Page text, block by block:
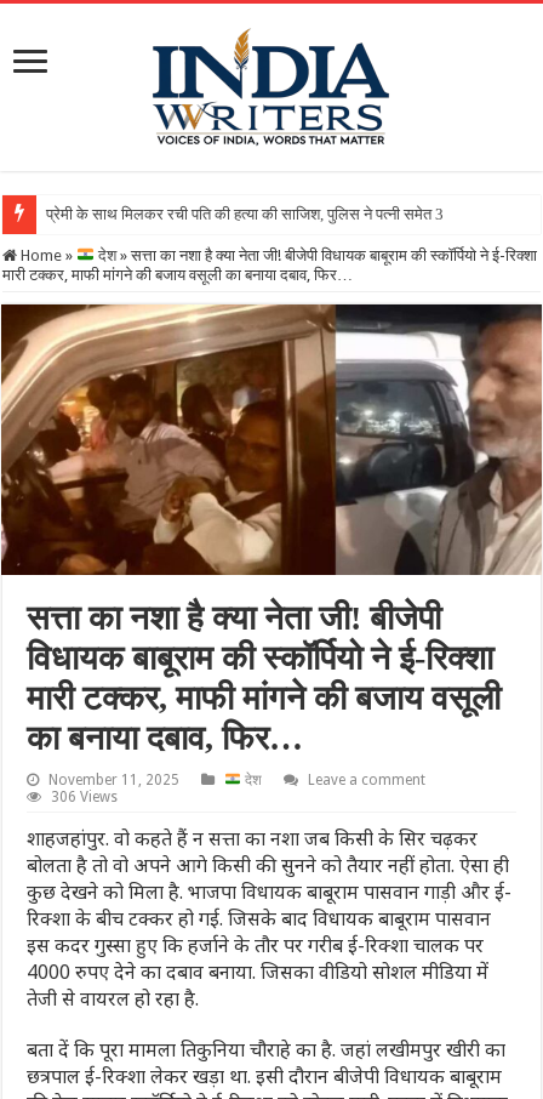
Home » देश » सत्ता का नशा है क्या नेता जी! बीजेपी विधायक बाबूराम की स्कॉर्पियो ने ई-रिक्शा
मारी टक्कर, माफी मांगने की बजाय वसूली का बनाया दबाव, फिर…
सत्ता का नशा है क्या नेता जी! बीजेपी
विधायक बाबूराम की स्कॉर्पियो ने ई-रिक्शा
मारी टक्कर, माफी मांगने की बजाय वसूली
का बनाया दबाव, फिर…
November 11, 2025 देश
Leave a comment
306 Views
शाहजहांपुर. वो कहते हैं न सत्ता का नशा जब किसी के सिर चढ़कर
बोलता है तो वो अपने आगे किसी की सुनने को तैयार नहीं होता. ऐसा ही
कुछ देखने को मिला है. भाजपा विधायक बाबूराम पासवान गाड़ी और ई-
रिक्शा के बीच टक्कर हो गई. जिसके बाद विधायक बाबूराम पासवान
इस कदर गुस्सा हुए कि हर्जाने के तौर पर गरीब ई-रिक्शा चालक पर
4000 रुपए देने का दबाव बनाया. जिसका वीडियो सोशल मीडिया में
तेजी से वायरल हो रहा है.
बता दें कि पूरा मामला तिकुनिया चौराहे का है. जहां लखीमपुर खीरी का
छत्रपाल ई-रिक्शा लेकर खड़ा था. इसी दौरान बीजेपी विधायक बाबूराम